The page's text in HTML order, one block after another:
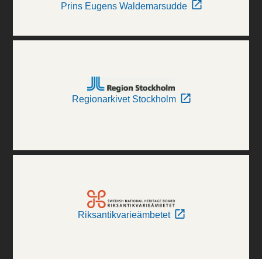
Prins Eugens Waldemarsudde
Regionarkivet Stockholm
Riksantikvarieämbetet